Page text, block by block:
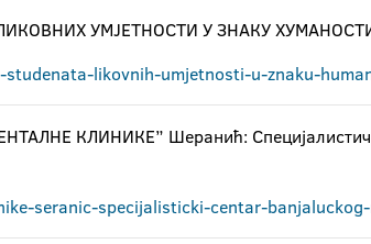
УМЈЕТНОСТИ У ЗНАКУ
likovnih-umjetnosti-u-znaku-
КЛИНИКЕ” Шеранић:
seranic-specijalisticki-centar-